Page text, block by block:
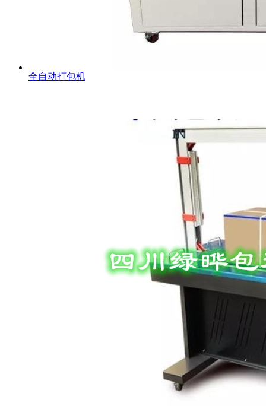
全自动打包机